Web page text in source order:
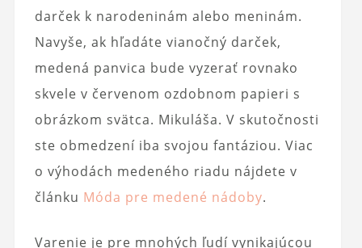
darček k narodeninám alebo meninám.
Navyše, ak hľadáte vianočný darček,
medená panvica bude vyzerať rovnako
skvele v červenom ozdobnom papieri s
obrázkom svätca. Mikuláša. V skutočnosti
ste obmedzení iba svojou fantáziou. Viac
o výhodách medeného riadu nájdete v
článku Móda pre medené nádoby.
Varenie je pre mnohých ľudí vynikajúcou